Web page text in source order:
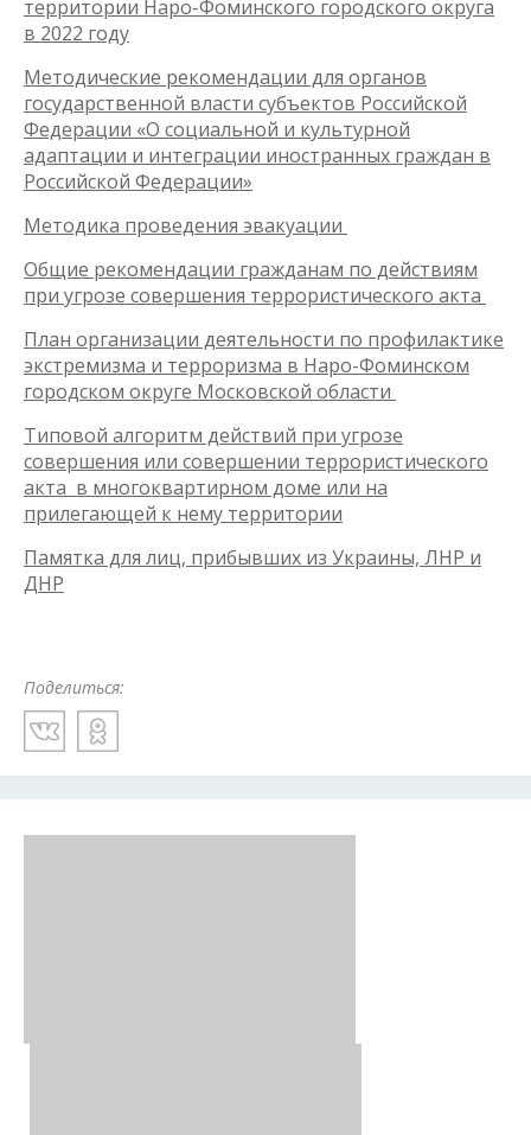
территории Наро-Фоминского городского округа
в 2022 году
Методические рекомендации для органов
государственной власти субъектов Российской
Федерации «О социальной и культурной
адаптации и интеграции иностранных граждан в
Российской Федерации»
Методика проведения эвакуации
Общие рекомендации гражданам по действиям
при угрозе совершения террористического акта
План организации деятельности по профилактике
экстремизма и терроризма в Наро-Фоминском
городском округе Московской области
Типовой алгоритм действий при угрозе
совершения или совершении террористического
акта в многоквартирном доме или на
прилегающей к нему территории
Памятка для лиц, прибывших из Украины, ЛНР и
ДНР
Поделиться: